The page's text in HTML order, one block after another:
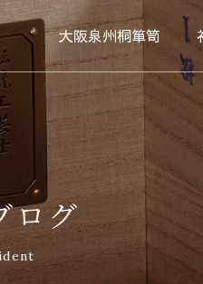
大阪泉州桐箪笥
ログ